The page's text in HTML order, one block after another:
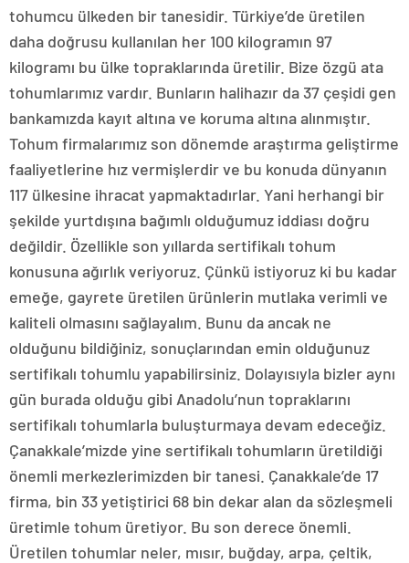
tohumcu ülkeden bir tanesidir. Türkiye’de üretilen
daha doğrusu kullanılan her 100 kilogramın 97
kilogramı bu ülke topraklarında üretilir. Bize özgü ata
tohumlarımız vardır. Bunların halihazır da 37 çeşidi gen
bankamızda kayıt altına ve koruma altına alınmıştır.
Tohum firmalarımız son dönemde araştırma geliştirme
faaliyetlerine hız vermişlerdir ve bu konuda dünyanın
117 ülkesine ihracat yapmaktadırlar. Yani herhangi bir
şekilde yurtdışına bağımlı olduğumuz iddiası doğru
değildir. Özellikle son yıllarda sertifikalı tohum
konusuna ağırlık veriyoruz. Çünkü istiyoruz ki bu kadar
emeğe, gayrete üretilen ürünlerin mutlaka verimli ve
kaliteli olmasını sağlayalım. Bunu da ancak ne
olduğunu bildiğiniz, sonuçlarından emin olduğunuz
sertifikalı tohumlu yapabilirsiniz. Dolayısıyla bizler aynı
gün burada olduğu gibi Anadolu’nun topraklarını
sertifikalı tohumlarla buluşturmaya devam edeceğiz.
Çanakkale’mizde yine sertifikalı tohumların üretildiği
önemli merkezlerimizden bir tanesi. Çanakkale’de 17
firma, bin 33 yetiştirici 68 bin dekar alan da sözleşmeli
üretimle tohum üretiyor. Bu son derece önemli.
Üretilen tohumlar neler, mısır, buğday, arpa, çeltik,